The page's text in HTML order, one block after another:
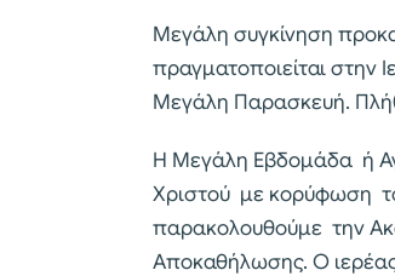
Μεγάλη συγκίνηση
πραγματοποιείται στην
Μεγάλη Παρασκευή.
Η Mεγάλη Εβδομάδα ή
Χριστού με κορύφωση
παρακολουθούμε την
Αποκαθήλωσης. Ο ιερέας